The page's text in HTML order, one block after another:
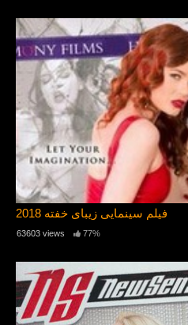
فیلم سینمایی زیبای خفته 2018
63603 views 77%